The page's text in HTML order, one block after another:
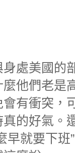
處美國的
他們老是
有衝突，
的好氣。
早就要下